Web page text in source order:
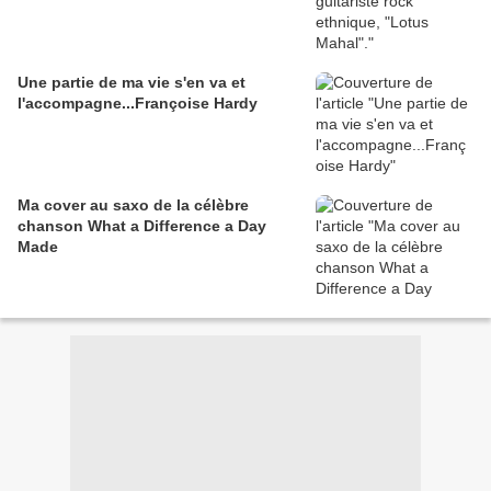
Une partie de ma vie s'en va et
l'accompagne...Françoise Hardy
Ma cover au saxo de la célèbre
chanson What a Difference a Day
Made